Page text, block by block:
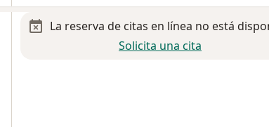
La reserva de citas en línea no está
Solicita una cita